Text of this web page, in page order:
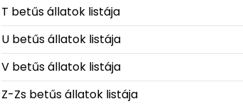
T betűs állatok listája
U betűs állatok listája
V betűs állatok listája
Z-Zs betűs állatok listája